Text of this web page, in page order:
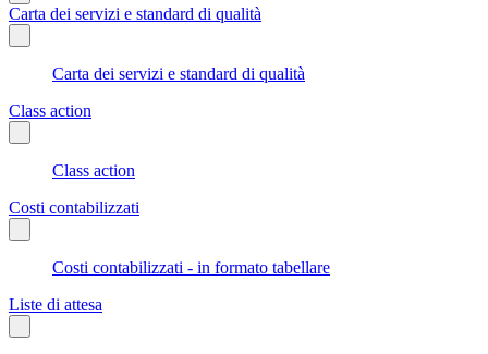
Carta dei servizi e standard di qualità
Carta dei servizi e standard di qualità
Class action
Class action
Costi contabilizzati
Costi contabilizzati - in formato tabellare
Liste di attesa